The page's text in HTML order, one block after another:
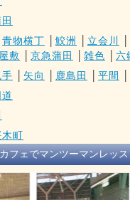
青物横丁 鮫洲 立会川
敷 京急蒲田 雑色
六
手 矢向 鹿島田 平間
木町
フェでマンツーマンレッ